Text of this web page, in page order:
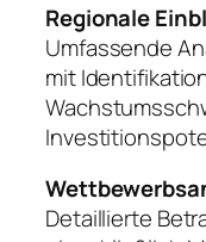
Regionale
Umfassende
mit
Detaillierte